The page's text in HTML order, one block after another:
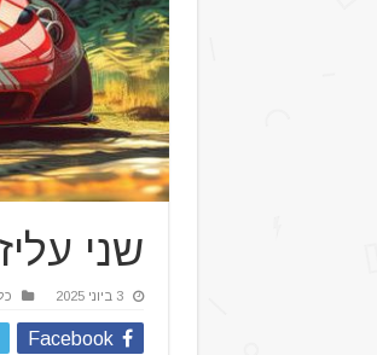
שני
3 ביוני 2025
Facebook